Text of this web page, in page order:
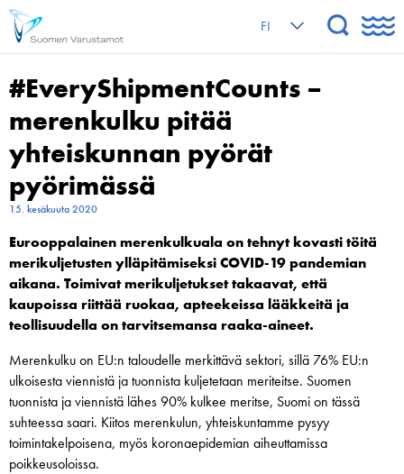
FI
#EveryShipmentCounts –
merenkulku pitää
yhteiskunnan pyörät
pyörimässä
15. kesäkuuta 2020
Eurooppalainen merenkulkuala on tehnyt kovasti töitä
merikuljetusten ylläpitämiseksi COVID-19 pandemian
aikana. Toimivat merikuljetukset takaavat, että
kaupoissa riittää ruokaa, apteekeissa lääkkeitä ja
teollisuudella on tarvitsemansa raaka-aineet.
Merenkulku on EU:n taloudelle merkittävä sektori, sillä 76% EU:n
ulkoisesta viennistä ja tuonnista kuljetetaan meriteitse. Suomen
tuonnista ja viennistä lähes 90% kulkee meritse, Suomi on tässä
suhteessa saari. Kiitos merenkulun, yhteiskuntamme pysyy
toimintakelpoisena, myös koronaepidemian aiheuttamissa
poikkeusoloissa.